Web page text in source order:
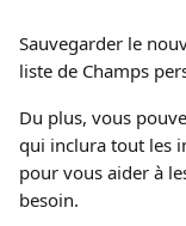
Sauvegarder le
liste de Champs
Du plus, vous
qui inclura tout les
pour vous aider à
besoin.